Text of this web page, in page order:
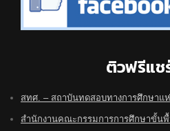
ติวฟรีแช
สทศ. – สถาบันทดสอบทางการศึกษาแ
สำนักงานคณะกรรมการการศึกษาขั้น